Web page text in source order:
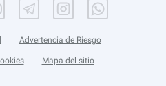
Advertencia de Riesgo
Mapa del sitio